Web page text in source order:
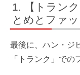
【トラン
とめとファ
最後に、ハン・ジ
「トランク」での